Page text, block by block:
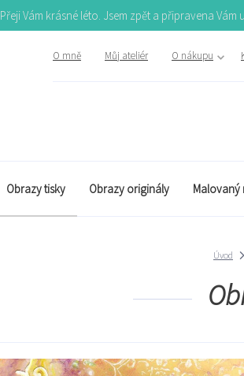
Přeji Vám krásné léto. Jsem zpět a připravena
O mně Můj ateliér O nákupu
Obrazy tisky Obrazy originály Malovaný
Úvod